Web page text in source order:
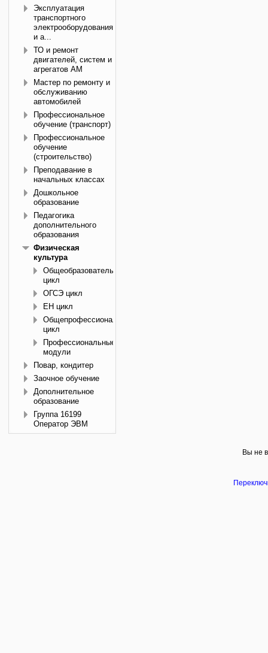
Эксплуатация
транспортного
электрооборудования
и а...
ТО и ремонт
двигателей, систем и
агрегатов АМ
Мастер по ремонту и
обслуживанию
автомобилей
Профессиональное
обучение (транспорт)
Профессиональное
обучение
(строительство)
Преподавание в
начальных классах
Дошкольное
образование
Педагогика
дополнительного
образования
Физическая
культура
Общеобразовательный
цикл
ОГСЭ цикл
ЕН цикл
Общепрофессиональный
цикл
Профессиональные
модули
Повар, кондитер
Заочное обучение
Дополнительное
образование
Группа 16199
Оператор ЭВМ
Вы не